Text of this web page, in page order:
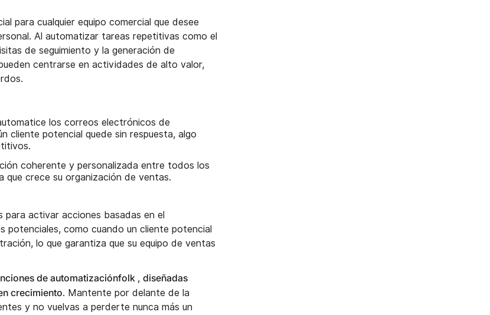
para cualquier equipo comercial que desee
Al automatizar tareas repetitivas como el
de seguimiento y la generación de
centrarse en actividades de alto valor,
los correos electrónicos de
cliente potencial quede sin respuesta, algo
coherente y personalizada entre todos los
que crece su organización de ventas.
activar acciones basadas en el
como cuando un cliente potencial
lo que garantiza que su equipo de ventas
de automatizaciónfolk , diseñadas
crecimiento. Mantente por delante de la
y no vuelvas a perderte nunca más un